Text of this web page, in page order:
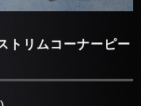
トリムコーナーピー